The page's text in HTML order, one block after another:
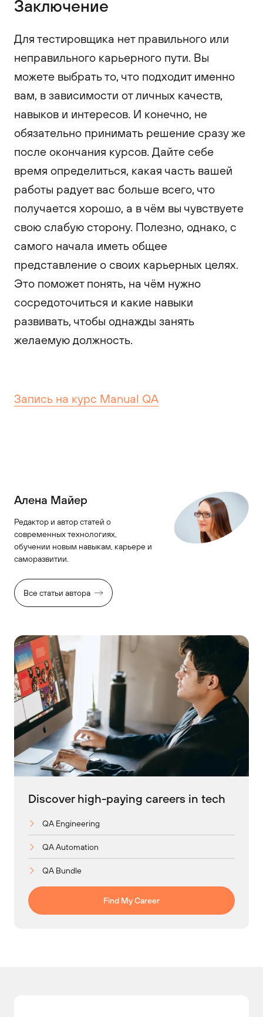
Заключение
Для тестировщика нет правильного или
неправильного карьерного пути. Вы
можете выбрать то, что подходит именно
вам, в зависимости от личных качеств,
навыков и интересов. И конечно, не
обязательно принимать решение сразу же
после окончания курсов. Дайте себе
время определиться, какая часть вашей
работы радует вас больше всего, что
получается хорошо, а в чём вы чувствуете
свою слабую сторону. Полезно, однако, с
самого начала иметь общее
представление о своих карьерных целях.
Это поможет понять, на чём нужно
сосредоточиться и какие навыки
развивать, чтобы однажды занять
желаемую должность.
Запись на курс Manual QA
Алена Майер
Редактор и автор статей о
современных технологиях,
обучении новым навыкам, карьере и
саморазвитии.
Все статьи автора
Discover high-paying careers in tech
QA Engineering
QA Automation
QA Bundle
Find My Career